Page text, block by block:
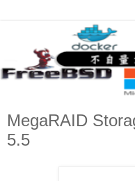
MegaRAID
5.5